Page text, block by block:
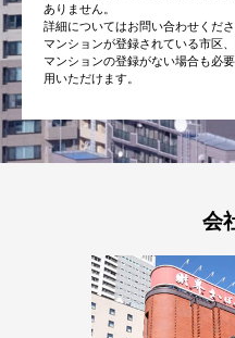
ありません。
詳細についてはお問い合わせくださ
マンションが登録されている市区
マンションの登録がない場合も必
用いただけます。
会